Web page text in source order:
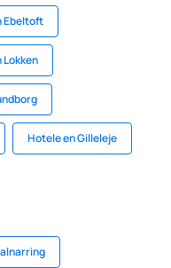
Ebeltoft
Lokken
Hotele en Gilleleje